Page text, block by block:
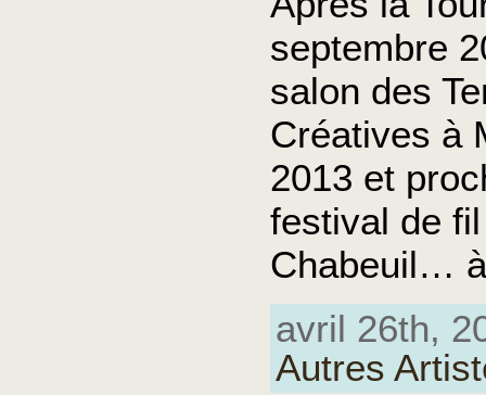
septembre
salon des
Créatives à
2013 et
festival de
Chabeuil…
avril 26th,
Autres